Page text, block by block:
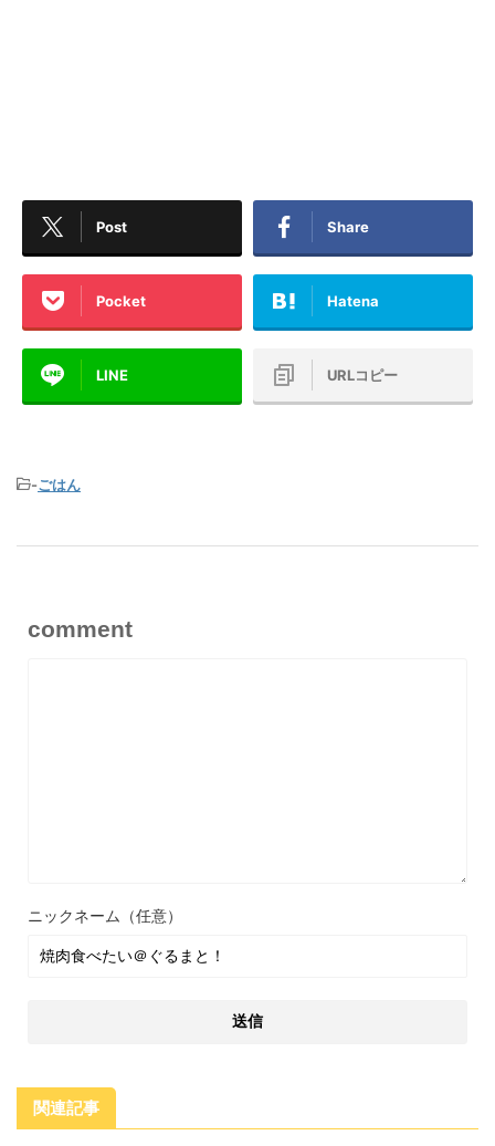
Post Share
Pocket Hatena
LINE URLコピー
-ごはん
comment
ニックネーム（任意）
関連記事